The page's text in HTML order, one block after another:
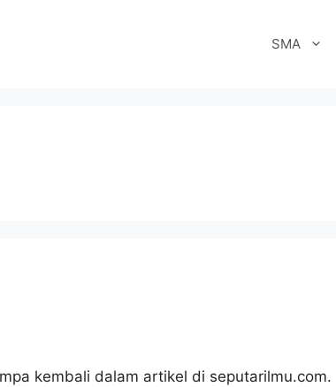
SMA
kembali dalam artikel di seputarilmu.com.